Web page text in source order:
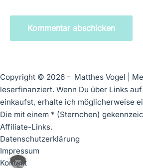
Kommentar abschicken
Copyright © 2026 - Matthes Vogel |
leserfinanziert. Wenn Du über Links
einkaufst, erhalte ich möglicherweise
Die mit einem * (Sternchen)
Affiliate-Links.
Datenschutzerklärung
Impressum
Kontakt